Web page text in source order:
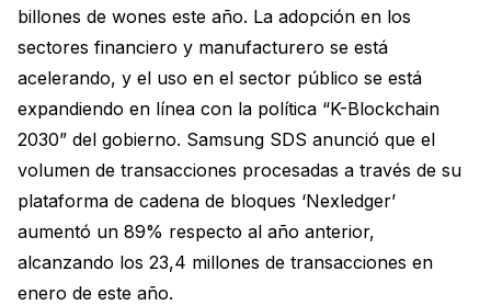
billones de wones este año. La adopción en los
sectores financiero y manufacturero se está
acelerando, y el uso en el sector público se está
expandiendo en línea con la política “K-Blockchain
2030” del gobierno. Samsung SDS anunció que el
volumen de transacciones procesadas a través de su
plataforma de cadena de bloques ‘Nexledger’
aumentó un 89% respecto al año anterior,
alcanzando los 23,4 millones de transacciones en
enero de este año.